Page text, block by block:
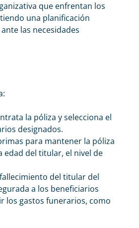
que enfrentan los
una planificación
las necesidades
la póliza y selecciona el
designados.
para mantener la póliza
edad del titular, el nivel de
del titular del
a los beneficiarios
los gastos funerarios, como